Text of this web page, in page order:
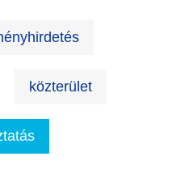
közterület